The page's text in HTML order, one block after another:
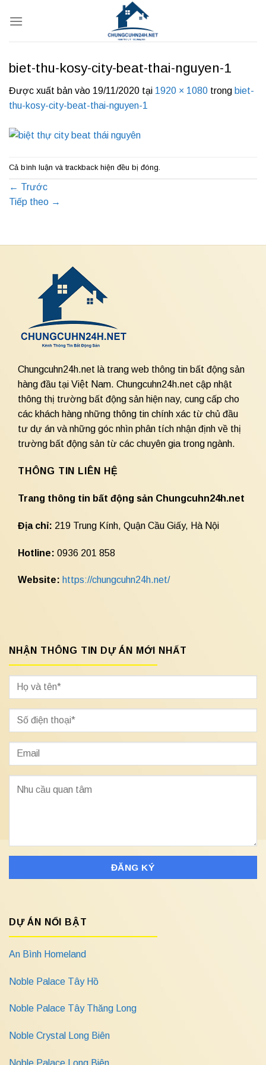
qua
biet-thu-kosy-city-beat-thai-nguyen-1
Được xuất bản vào 19/11/2020 tại 1920 × 1080 trong biet-
thu-kosy-city-beat-thai-nguyen-1
Cả bình luận và trackback hiện đều bị đóng.
← Trước
Tiếp theo →
Chungcuhn24h.net là trang web thông tin bất động sản
hàng đầu tại Việt Nam. Chungcuhn24h.net cập nhật
thông thị trường bất động sản hiện nay, cung cấp cho
các khách hàng những thông tin chính xác từ chủ đầu
tư dự án và những góc nhìn phân tích nhận định về thị
trường bất động sản từ các chuyên gia trong ngành.
THÔNG TIN LIÊN HỆ
Trang thông tin bất động sản Chungcuhn24h.net
Địa chỉ: 219 Trung Kính, Quận Cầu Giấy, Hà Nội
Hotline: 0936 201 858
Website: https://chungcuhn24h.net/
NHẬN THÔNG TIN DỰ ÁN MỚI NHẤT
DỰ ÁN NỔI BẬT
An Bình Homeland
Noble Palace Tây Hồ
Noble Palace Tây Thăng Long
Noble Crystal Long Biên
Noble Palace Long Biên